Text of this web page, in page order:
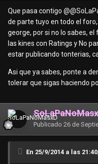
Que pasa contigo @
de parte tuyo en todo el
george, por si no lo sabes,
las kines con Ratings y No
estar publicando tonterias,
Asi que ya sabes, ponte a
tolerar que sigas haciendo
Publicado 26 de
En 25/9/2014 a las